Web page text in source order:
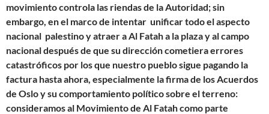
movimiento controla las riendas de la Autoridad; sin
embargo, en el marco de intentar unificar todo el aspecto
nacional palestino y atraer a Al Fatah a la plaza y al campo
nacional después de que su dirección cometiera errores
catastróficos por los que nuestro pueblo sigue pagando la
factura hasta ahora, especialmente la firma de los Acuerdos
de Oslo y su comportamiento político sobre el terreno:
consideramos al Movimiento de Al Fatah como parte